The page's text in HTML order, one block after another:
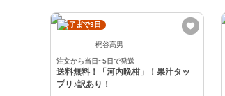
終了まで3日
梶谷高男
注文から当日~5日で発送
送料無料！「河内晩柑」！果汁タッ
プリ♪訳あり！